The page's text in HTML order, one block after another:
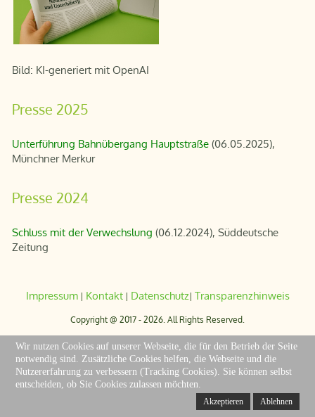
Bild: KI-generiert mit OpenAI
Presse 2025
Unterführung Bahnübergang Hauptstraße (06.05.2025),
Münchner Merkur
Presse 2024
Schluss mit der Verwechslung (06.12.2024), Süddeutsche
Zeitung
Impressum| Kontakt| Datenschutz| Transparenzhinweis
Copyright @ 2017 - 2026. All Rights Reserved.
Designed by Harry Flosser & Daniel Fischer. Responsive by Andy Wunderlich
(Joomla! Services)
Wir nutzen Cookies auf unserer Webseite, die für den Betrieb der Seite
notwendig sind. Zusätzliche Cookies helfen, die Webseite und die
Nutzererfahrung zu verbessern (Tracking Cookies). Sie können selbst
entscheiden, ob Sie Cookies zulassen möchten.
Akzeptieren Ablehnen